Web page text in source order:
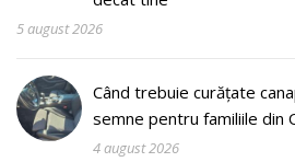
5 august 2026
Când trebuie curățate
semne pentru familiile din
4 august 2026